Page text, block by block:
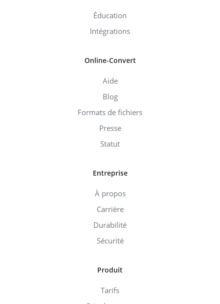
Éducation
Intégrations
Online-Convert
Aide
Blog
Formats de fichiers
Presse
Statut
Entreprise
À propos
Carrière
Durabilité
Sécurité
Produit
Tarifs